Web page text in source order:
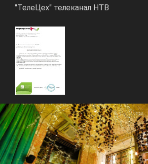
"ТелеЦех" телеканал НТВ